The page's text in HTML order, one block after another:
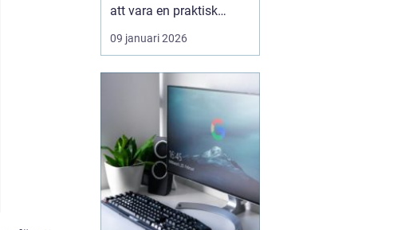
att vara en praktisk
detalj till att bli hjärtat i
många
För hotell, campingar,
stugbyar och
semesterboenden är ett
modernt system ofta s...
09 januari 2026